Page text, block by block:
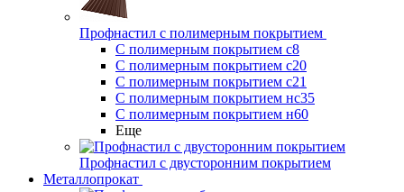
Профнастил с полимерным покрытием
С полимерным покрытием с8
С полимерным покрытием с20
С полимерным покрытием с21
С полимерным покрытием нс35
С полимерным покрытием н60
Еще
Профнастил с двусторонним покрытием
Металлопрокат